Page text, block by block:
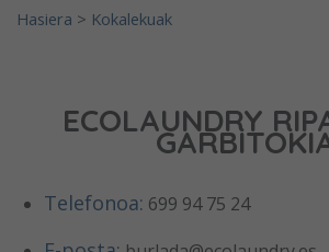
Hasiera > Kokalekuak
ECOLAUNDRY
Telefonoa: 699 94 75 24